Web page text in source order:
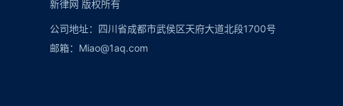
新律网 版权所有
公司地址：四川省成都市武侯区天府大道北段1700号
邮箱：Miao@1aq.com